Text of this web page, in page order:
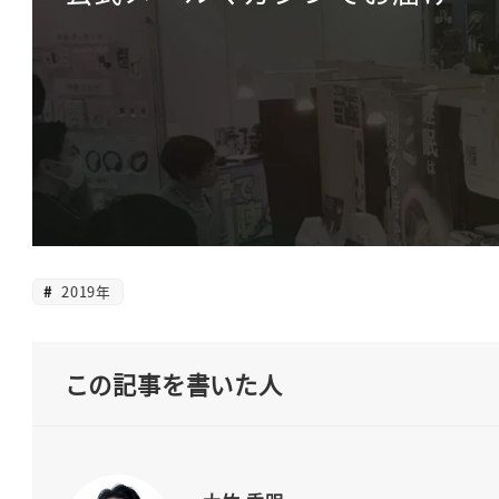
2019年
この記事を書いた人